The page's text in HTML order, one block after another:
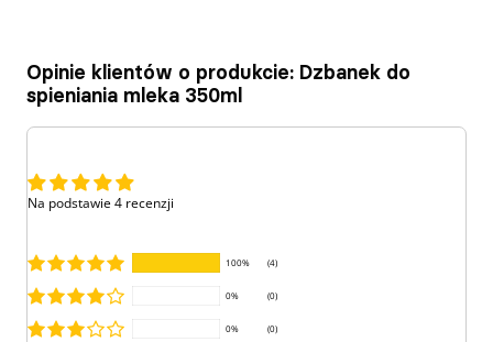
Opinie klientów o produkcie: Dzbanek do
spieniania mleka 350ml
Na podstawie 4 recenzji
100% (4)
0% (0)
0% (0)